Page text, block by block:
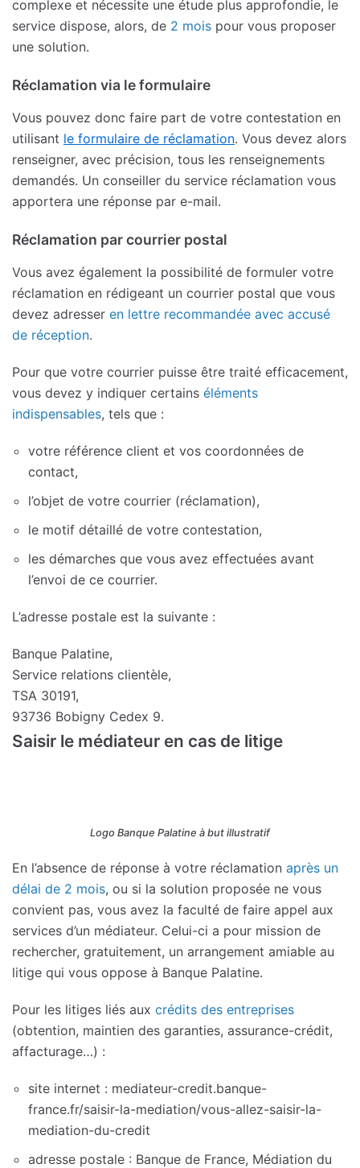
complexe et nécessite une étude plus approfondie, le
service dispose, alors, de 2 mois pour vous proposer
une solution.
Réclamation via le formulaire
Vous pouvez donc faire part de votre contestation en
utilisant le formulaire de réclamation. Vous devez alors
renseigner, avec précision, tous les renseignements
demandés. Un conseiller du service réclamation vous
apportera une réponse par e-mail.
Réclamation par courrier postal
Vous avez également la possibilité de formuler votre
réclamation en rédigeant un courrier postal que vous
devez adresser en lettre recommandée avec accusé
de réception.
Pour que votre courrier puisse être traité efficacement,
vous devez y indiquer certains éléments
indispensables, tels que :
votre référence client et vos coordonnées de
contact,
l’objet de votre courrier (réclamation),
le motif détaillé de votre contestation,
les démarches que vous avez effectuées avant
l’envoi de ce courrier.
L’adresse postale est la suivante :
Banque Palatine,
Service relations clientèle,
TSA 30191,
93736 Bobigny Cedex 9.
Saisir le médiateur en cas de litige
Logo Banque Palatine à but illustratif
En l’absence de réponse à votre réclamation après un
délai de 2 mois, ou si la solution proposée ne vous
convient pas, vous avez la faculté de faire appel aux
services d’un médiateur. Celui-ci a pour mission de
rechercher, gratuitement, un arrangement amiable au
litige qui vous oppose à Banque Palatine.
Pour les litiges liés aux crédits des entreprises
(obtention, maintien des garanties, assurance-crédit,
affacturage…) :
site internet : mediateur-credit.banque-
france.fr/saisir-la-mediation/vous-allez-saisir-la-
mediation-du-credit
adresse postale : Banque de France, Médiation du